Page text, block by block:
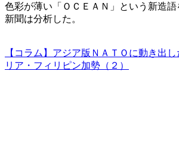
色彩が薄い「ＯＣＥＡＮ」という新造語
新聞は分析した。
【コラム】アジア版ＮＡＴＯに動き出
リア・フィリピン加勢（２）